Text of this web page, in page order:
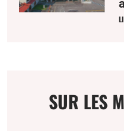
SUR LES